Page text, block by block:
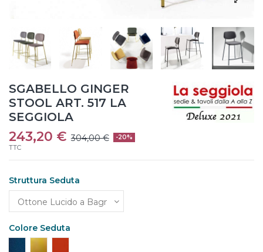
SGABELLO GINGER
STOOL ART. 517 LA
SEGGIOLA
243,20 € 304,00 € -20%
TTC
Struttura Seduta
Colore Seduta
Moutarde